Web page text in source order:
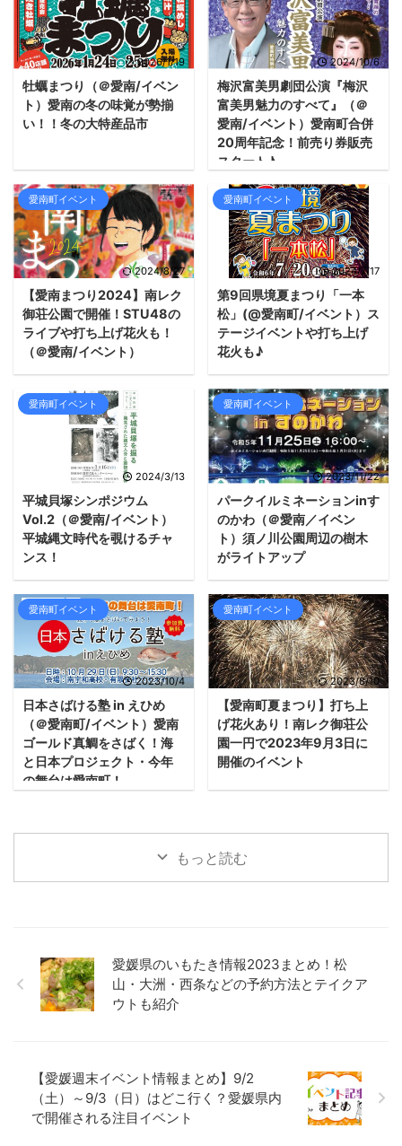
2026/1/19
牡蠣まつり（＠愛南/イベン
ト）愛南の冬の味覚が勢揃
い！！冬の大特産品市
2024/10/6
梅沢富美男劇団公演『梅沢
富美男魅力のすべて』（＠
愛南/イベント）愛南町合併
20周年記念！前売り券販売
スタート♪
愛南町イベント
2024/8/27
【愛南まつり2024】南レク
御荘公園で開催！STU48の
ライブや打ち上げ花火も！
（＠愛南/イベント）
愛南町イベント
2024/7/17
第9回県境夏まつり「一本
松」(@愛南町/イベント）ス
テージイベントや打ち上げ
花火も♪
愛南町イベント
2024/3/13
平城貝塚シンポジウム
Vol.2（＠愛南/イベント）
平城縄文時代を覗けるチャ
ンス！
愛南町イベント
2023/11/22
パークイルミネーションinす
のかわ（＠愛南／イベン
ト）須ノ川公園周辺の樹木
がライトアップ
愛南町イベント
2023/10/4
日本さばける塾 in えひめ
（＠愛南町/イベント）愛南
ゴールド真鯛をさばく！海
と日本プロジェクト・今年
の舞台は愛南町！
愛南町イベント
2023/8/10
【愛南町夏まつり】打ち上
げ花火あり！南レク御荘公
園一円で2023年9月3日に
開催のイベント
もっと読む
愛媛県のいもたき情報2023まとめ！松
山・大洲・西条などの予約方法とテイクア
ウトも紹介
【愛媛週末イベント情報まとめ】9/2
（土）～9/3（日）はどこ行く？愛媛県内
で開催される注目イベント